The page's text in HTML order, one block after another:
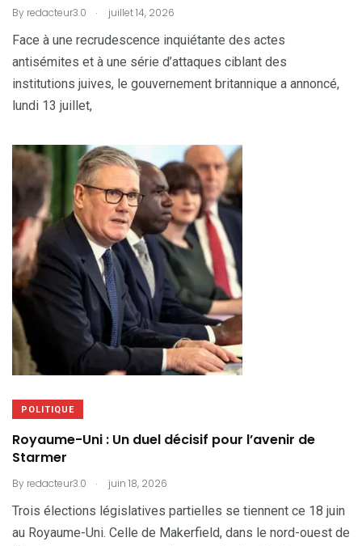
By redacteur3.0 . juillet 14, 2026
Face à une recrudescence inquiétante des actes
antisémites et à une série d’attaques ciblant des
institutions juives, le gouvernement britannique a annoncé,
lundi 13 juillet,
POLITIQUE
Royaume-Uni : Un duel décisif pour l’avenir de
Starmer
By redacteur3.0 . juin 18, 2026
Trois élections législatives partielles se tiennent ce 18 juin
au Royaume-Uni. Celle de Makerfield, dans le nord-ouest de